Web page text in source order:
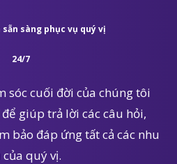
sàng phục vụ quý vị
24/7
sóc cuối đời của chúng tôi
giúp trả lời các câu hỏi,
bảo đáp ứng tất cả các nhu
của quý vị.